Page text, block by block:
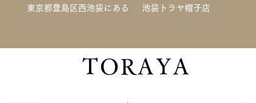
東京都豊島区西池袋にある 池袋トラヤ帽子店
TORAYA